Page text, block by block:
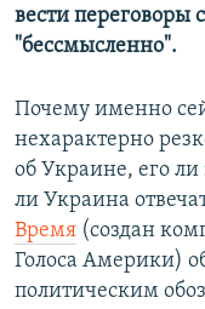
вести переговоры
"бессмысленно".
Почему именно
нехарактерно
об Украине, его
ли Украина
Время (создан
Голоса Америки)
политическим